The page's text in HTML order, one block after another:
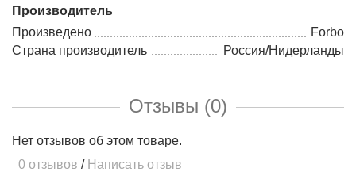
Производитель
Произведено
Forbo
Страна производитель
Россия/Нидерланды
Отзывы (0)
Нет отзывов об этом товаре.
0 отзывов / Написать отзыв